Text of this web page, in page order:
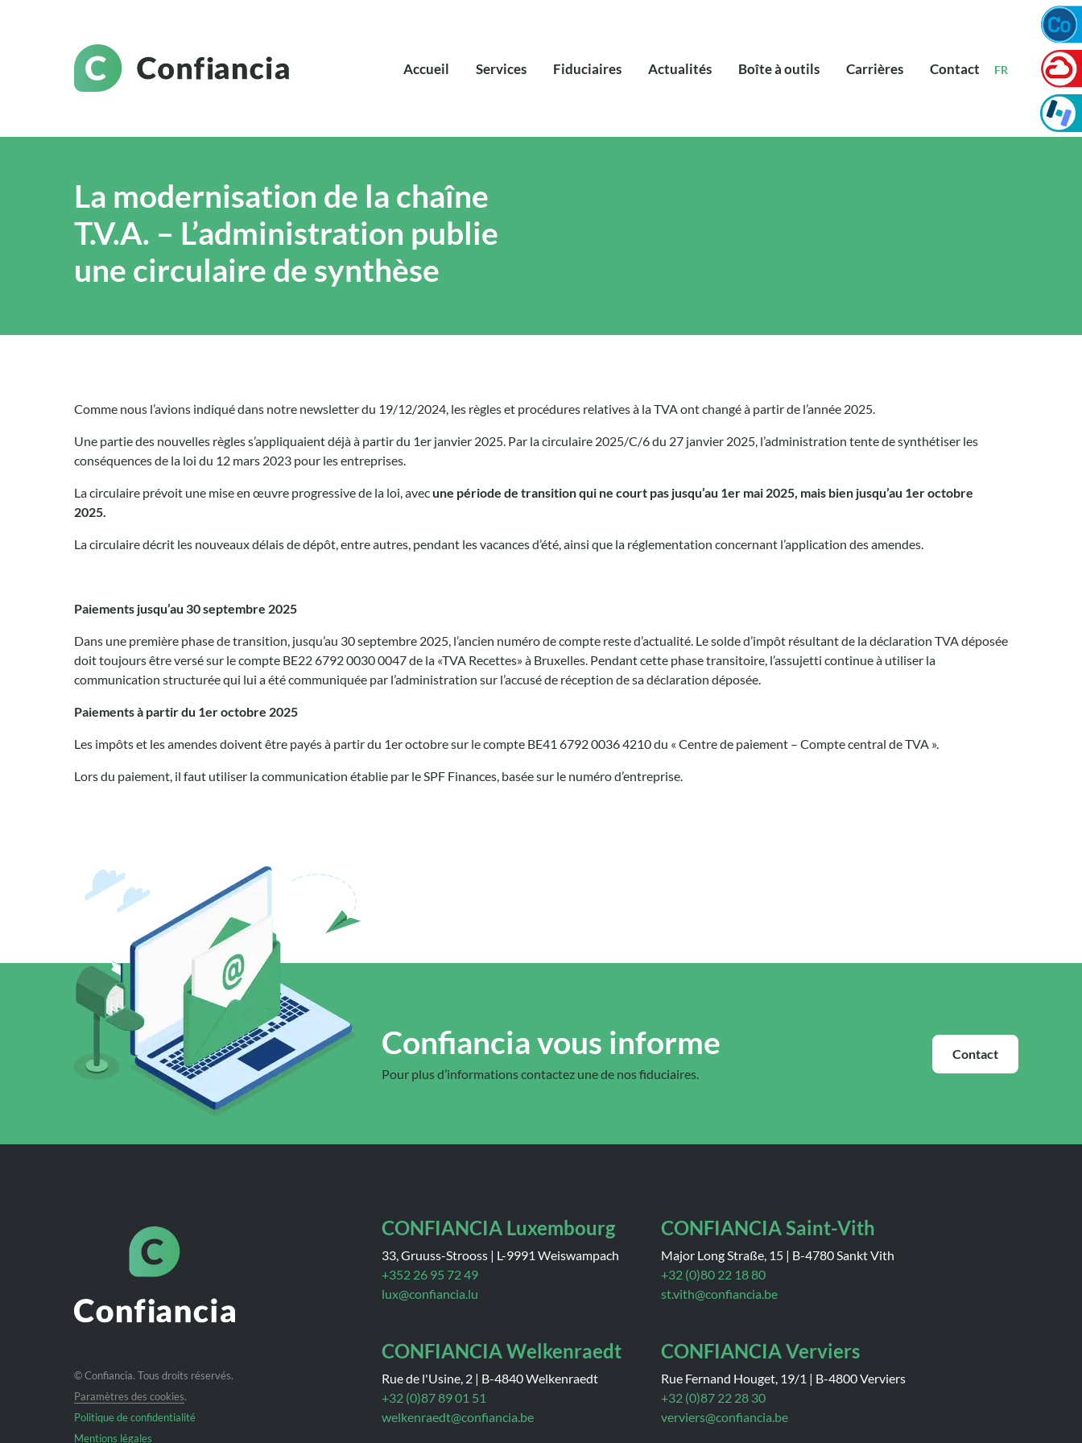
Accueil Services Fiduciaires Actualités Boîte à outils Carrières Contact FR
La modernisation de la chaîne
T.V.A. – L’administration publie
une circulaire de synthèse
Comme nous l’avions indiqué dans notre newsletter du 19/12/2024, les règles et procédures relatives à la TVA ont changé à partir de l’année 2025.
Une partie des nouvelles règles s’appliquaient déjà à partir du 1er janvier 2025. Par la circulaire 2025/C/6 du 27 janvier 2025, l’administration tente de synthétiser les
conséquences de la loi du 12 mars 2023 pour les entreprises.
La circulaire prévoit une mise en œuvre progressive de la loi, avecune période de transition qui ne court pas jusqu’au 1er mai 2025, mais bien jusqu’au 1er octobre
2025.
La circulaire décrit les nouveaux délais de dépôt, entre autres, pendant les vacances d’été, ainsi que la réglementation concernant l’application des amendes.
Paiements jusqu’au 30 septembre 2025
Dans une première phase de transition, jusqu’au 30 septembre 2025, l’ancien numéro de compte reste d’actualité. Le solde d’impôt résultant de la déclaration TVA déposée
doit toujours être versé sur le compte BE22 6792 0030 0047 de la «TVA Recettes» à Bruxelles. Pendant cette phase transitoire, l’assujetti continue à utiliser la
communication structurée qui lui a été communiquée par l’administration sur l’accusé de réception de sa déclaration déposée.
Paiements à partir du 1er octobre 2025
Les impôts et les amendes doivent être payés à partir du 1er octobre sur le compte BE41 6792 0036 4210 du « Centre de paiement – Compte central de TVA ».
Lors du paiement, il faut utiliser la communication établie par le SPF Finances, basée sur le numéro d’entreprise.
Confiancia vous informe
Pour plus d’informations contactez une de nos fiduciaires.
Contact
© Confiancia. Tous droits réservés.
Paramètres des cookies.
Politique de confidentialité
Mentions légales
CONFIANCIA Luxembourg
33, Gruuss-Strooss | L-9991 Weiswampach
+352 26 95 72 49
lux@confiancia.lu
CONFIANCIA Saint-Vith
Major Long Straße, 15 | B-4780 Sankt Vith
+32 (0)80 22 18 80
st.vith@confiancia.be
CONFIANCIA Welkenraedt
Rue de l'Usine, 2 | B-4840 Welkenraedt
+32 (0)87 89 01 51
welkenraedt@confiancia.be
CONFIANCIA Verviers
Rue Fernand Houget, 19/1 | B-4800 Verviers
+32 (0)87 22 28 30
verviers@confiancia.be